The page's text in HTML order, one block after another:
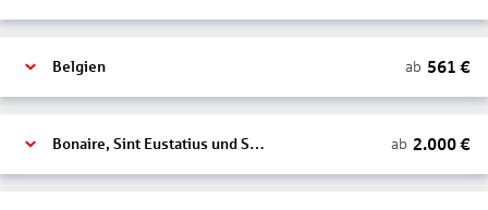
Belgien ab 561 €
Bonaire, Sint Eustatius und Saba ab 2.000€